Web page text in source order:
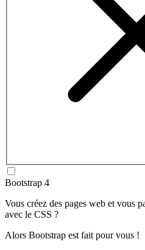
Bootstrap 4
Vous créez des pages web et vous
avec le CSS ?
Alors Bootstrap est fait pour vous !